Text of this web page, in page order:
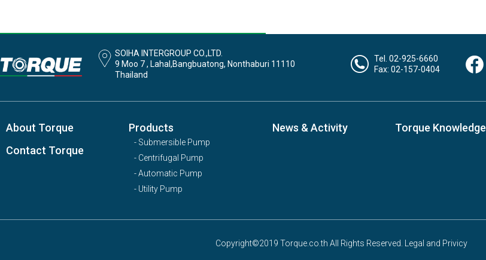
SOIHA INTERGROUP CO.,LTD.
9 Moo 7 , Lahal,Bangbuatong, Nonthaburi 11110
Thailand
Tel. 02-925-6660
Fax: 02-157-0404
About Torque
Contact Torque
Products
- Submersible Pump
- Centrifugal Pump
- Automatic Pump
- Utility Pump
News & Activity Torque Knowledge
Copyright©2019 Torque.co.th All Rights Reserved. Legal and Privicy